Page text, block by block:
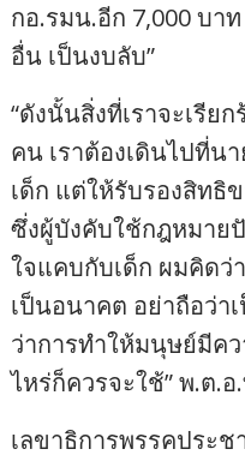
กอ.รมน.อีก 7,000 บา
อื่น เป็นงบลับ”
“ดังนั้นสิ่งที่เราจะเรีย
คน เราต้องเดินไปที่น
เด็ก แต่ให้รับรองสิทธิ
ซึ่งผู้บังคับใช้กฎหมาย
ใจแคบกับเด็ก ผมคิดว่
เป็นอนาคต อย่าถือว่า
ว่าการทำให้มนุษย์มีค
ไหร่ก็ควรจะใช้” พ.ต.อ
เลขาธิการพรรคประช